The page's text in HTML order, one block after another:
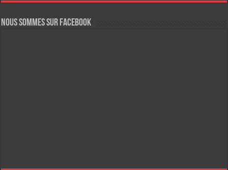
Nous sommes sur FaceBook